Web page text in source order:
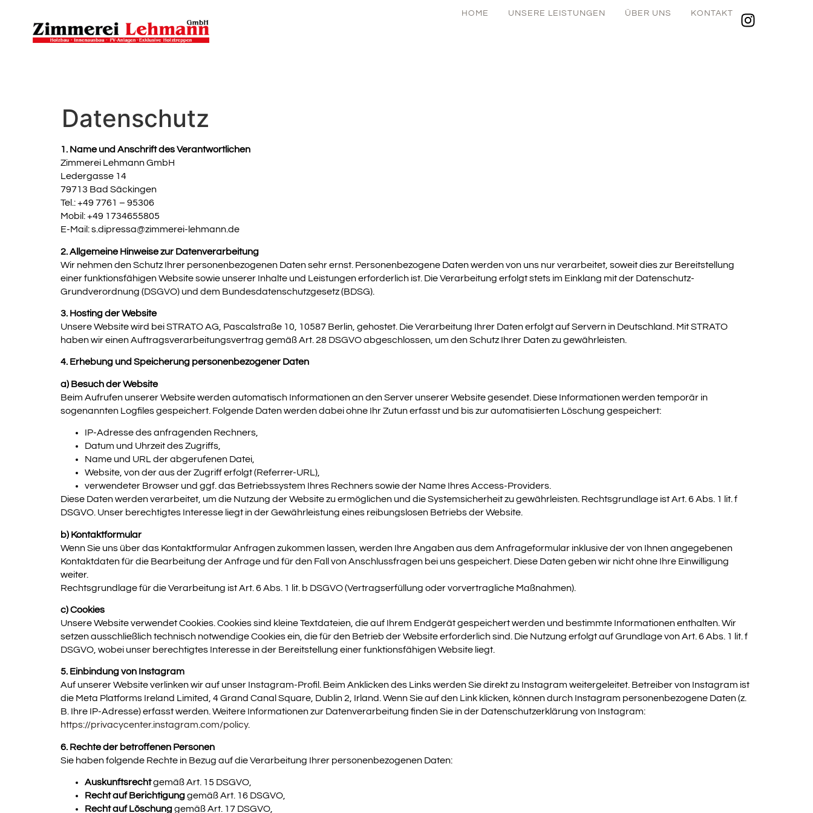
HOME UNSERE LEISTUNGEN ÜBER UNS KONTAKT
Datenschutz
1. Name und Anschrift des Verantwortlichen
Zimmerei Lehmann GmbH
Ledergasse 14
79713 Bad Säckingen
Tel.: +49 7761 – 95306
Mobil: +49 1734655805
E-Mail:s.dipressa@zimmerei-lehmann.de
2. Allgemeine Hinweise zur Datenverarbeitung
Wir nehmen den Schutz Ihrer personenbezogenen Daten sehr ernst. Personenbezogene Daten werden von uns nur verarbeitet, soweit dies zur Bereitstellung
einer funktionsfähigen Website sowie unserer Inhalte und Leistungen erforderlich ist. Die Verarbeitung erfolgt stets im Einklang mit der Datenschutz-
Grundverordnung (DSGVO) und dem Bundesdatenschutzgesetz (BDSG).
3. Hosting der Website
Unsere Website wird bei STRATO AG, Pascalstraße 10, 10587 Berlin, gehostet. Die Verarbeitung Ihrer Daten erfolgt auf Servern in Deutschland. Mit STRATO
haben wir einen Auftragsverarbeitungsvertrag gemäß Art. 28 DSGVO abgeschlossen, um den Schutz Ihrer Daten zu gewährleisten.
4. Erhebung und Speicherung personenbezogener Daten
a) Besuch der Website
Beim Aufrufen unserer Website werden automatisch Informationen an den Server unserer Website gesendet. Diese Informationen werden temporär in
sogenannten Logfiles gespeichert. Folgende Daten werden dabei ohne Ihr Zutun erfasst und bis zur automatisierten Löschung gespeichert:
IP-Adresse des anfragenden Rechners,
Datum und Uhrzeit des Zugriffs,
Name und URL der abgerufenen Datei,
Website, von der aus der Zugriff erfolgt (Referrer-URL),
verwendeter Browser und ggf. das Betriebssystem Ihres Rechners sowie der Name Ihres Access-Providers.
Diese Daten werden verarbeitet, um die Nutzung der Website zu ermöglichen und die Systemsicherheit zu gewährleisten. Rechtsgrundlage ist Art. 6 Abs. 1 lit. f
DSGVO. Unser berechtigtes Interesse liegt in der Gewährleistung eines reibungslosen Betriebs der Website.
b) Kontaktformular
Wenn Sie uns über das Kontaktformular Anfragen zukommen lassen, werden Ihre Angaben aus dem Anfrageformular inklusive der von Ihnen angegebenen
Kontaktdaten für die Bearbeitung der Anfrage und für den Fall von Anschlussfragen bei uns gespeichert. Diese Daten geben wir nicht ohne Ihre Einwilligung
weiter.
Rechtsgrundlage für die Verarbeitung ist Art. 6 Abs. 1 lit. b DSGVO (Vertragserfüllung oder vorvertragliche Maßnahmen).
c) Cookies
Unsere Website verwendet Cookies. Cookies sind kleine Textdateien, die auf Ihrem Endgerät gespeichert werden und bestimmte Informationen enthalten. Wir
setzen ausschließlich technisch notwendige Cookies ein, die für den Betrieb der Website erforderlich sind. Die Nutzung erfolgt auf Grundlage von Art. 6 Abs. 1 lit. f
DSGVO, wobei unser berechtigtes Interesse in der Bereitstellung einer funktionsfähigen Website liegt.
5. Einbindung von Instagram
Auf unserer Website verlinken wir auf unser Instagram-Profil. Beim Anklicken des Links werden Sie direkt zu Instagram weitergeleitet. Betreiber von Instagram ist
die Meta Platforms Ireland Limited, 4 Grand Canal Square, Dublin 2, Irland. Wenn Sie auf den Link klicken, können durch Instagram personenbezogene Daten (z.
B. Ihre IP-Adresse) erfasst werden. Weitere Informationen zur Datenverarbeitung finden Sie in der Datenschutzerklärung von Instagram:
https://privacycenter.instagram.com/policy.
6. Rechte der betroffenen Personen
Sie haben folgende Rechte in Bezug auf die Verarbeitung Ihrer personenbezogenen Daten:
Auskunftsrechtgemäß Art. 15 DSGVO,
Recht auf Berichtigunggemäß Art. 16 DSGVO,
Recht auf Löschunggemäß Art. 17 DSGVO,